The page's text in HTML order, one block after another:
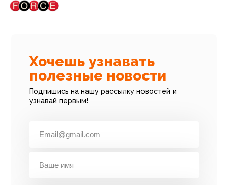
Хочешь узнавать
полезные новости
Подпишись на нашу рассылку новостей и
узнавай первым!